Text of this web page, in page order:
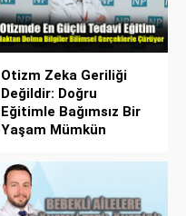
Otizm Zeka Geriliği
Değildir: Doğru
Eğitimle Bağımsız Bir
Yaşam Mümkün